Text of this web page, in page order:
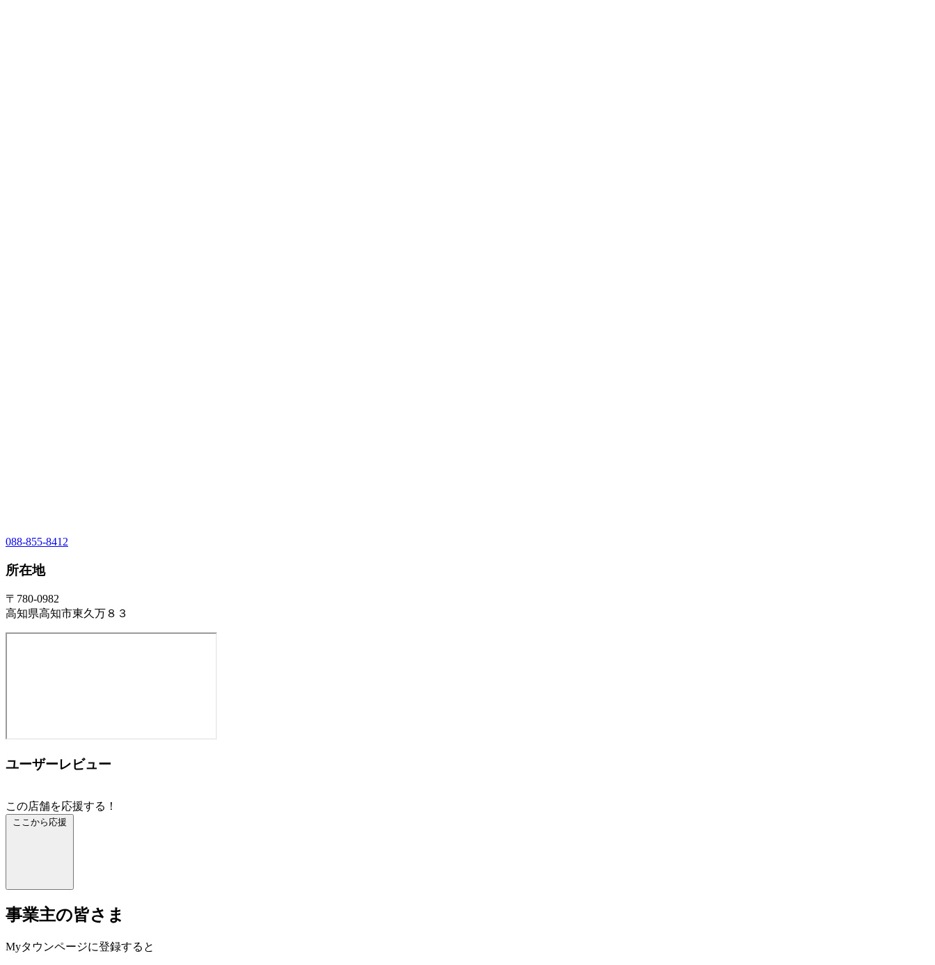
088-855-8412
所在地
〒780-0982
高知県高知市東久万８３
ユーザーレビュー
この店舗を応援する！
ここから応援
事業主の皆さま
Myタウンページに登録すると